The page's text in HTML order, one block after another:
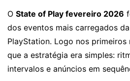
O State of Play fevereiro 2026
dos eventos mais carregados
PlayStation. Logo nos
que a estratégia era simples:
intervalos e anúncios em